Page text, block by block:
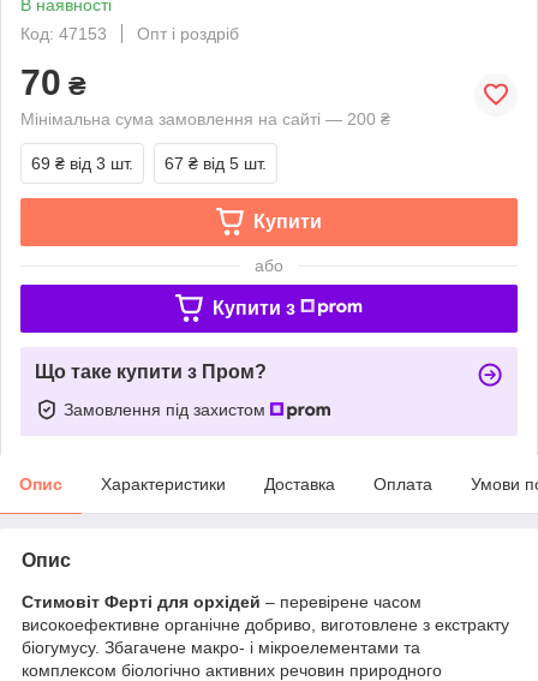
В наявності
Код: 47153
Опт і роздріб
70 ₴
Мінімальна сума замовлення на сайті — 200 ₴
69 ₴ від 3 шт. 67 ₴ від 5 шт.
Купити
або
Купити з
Що таке купити з Пром?
Замовлення під захистом
Опис Характеристики Доставка Оплата Умови
Опис
Стимовіт Ферті для орхідей – перевірене часом
високоефективне органічне добриво, виготовлене з екстракту
біогумусу. Збагачене макро- і мікроелементами та
комплексом біологічно активних речовин природного